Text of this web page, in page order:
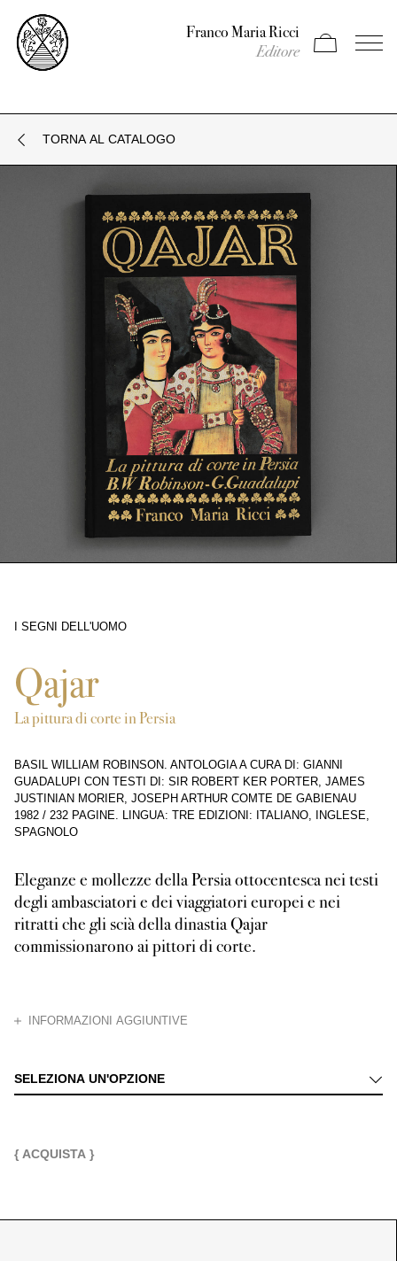
Franco Maria Ricci
Editore Apri carrello
Apri il
TORNA AL CATALOGO
I SEGNI DELL'UOMO
Qajar
La pittura di corte in Persia
BASIL WILLIAM ROBINSON. ANTOLOGIA A CURA DI: GIANNI
GUADALUPI CON TESTI DI: SIR ROBERT KER PORTER, JAMES
JUSTINIAN MORIER, JOSEPH ARTHUR COMTE DE GABIENAU
1982 / 232 PAGINE. LINGUA: TRE EDIZIONI: ITALIANO, INGLESE,
SPAGNOLO
Eleganze e mollezze della Persia ottocentesca nei testi
degli ambasciatori e dei viaggiatori europei e nei
ritratti che gli scià della dinastia Qajar
commissionarono ai pittori di corte.
INFORMAZIONI AGGIUNTIVE
La Persia su cui regnò dal 1797 al 1834 il secondo sovrano della
SELEZIONA UN'OPZIONE
{ ACQUISTA }